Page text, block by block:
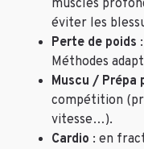
muscles
éviter les
Perte de poids
Méthodes
Muscu / Prépa
compétition
vitesse…).
Cardio : en